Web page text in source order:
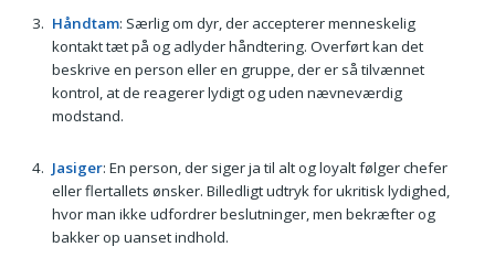
Håndtam: Særlig om dyr, der accepterer menneskelig
kontakt tæt på og adlyder håndtering. Overført kan det
beskrive en person eller en gruppe, der er så tilvænnet
kontrol, at de reagerer lydigt og uden nævneværdig
modstand.
Jasiger: En person, der siger ja til alt og loyalt følger chefer
eller flertallets ønsker. Billedligt udtryk for ukritisk lydighed,
hvor man ikke udfordrer beslutninger, men bekræfter og
bakker op uanset indhold.